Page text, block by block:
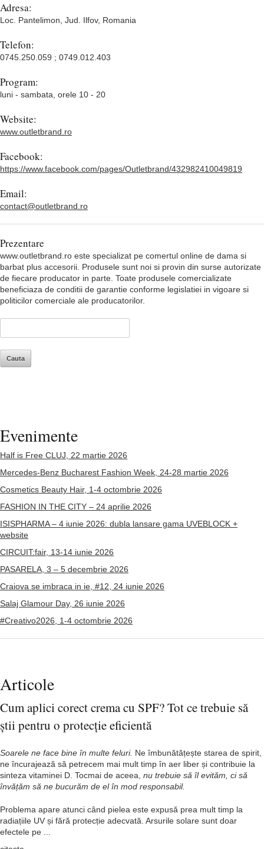
Adresa:
Loc. Pantelimon, Jud. Ilfov, Romania
Telefon:
0745.250.059 ; 0749.012.403
Program:
luni - sambata, orele 10 - 20
Website:
www.outletbrand.ro
Facebook:
https://www.facebook.com/pages/Outletbrand/432982410049819
Email:
contact@outletbrand.ro
Prezentare
www.outletbrand.ro este specializat pe comertul online de dama si
barbat plus accesorii. Produsele sunt noi si provin din surse autorizate
de fiecare producator in parte. Toate produsele comercializate
beneficiaza de conditii de garantie conforme legislatiei in vigoare si
politicilor comerciale ale producatorilor.
Evenimente
Half is Free CLUJ, 22 martie 2026
Mercedes-Benz Bucharest Fashion Week, 24-28 martie 2026
Cosmetics Beauty Hair, 1-4 octombrie 2026
FASHION IN THE CITY – 24 aprilie 2026
ISISPHARMA – 4 iunie 2026: dubla lansare gama UVEBLOCK +
website
CIRCUIT:fair, 13-14 iunie 2026
PASARELA, 3 – 5 decembrie 2026
Craiova se imbraca in ie, #12, 24 iunie 2026
Salaj Glamour Day, 26 iunie 2026
#Creativo2026, 1-4 octombrie 2026
Articole
Cum aplici corect crema cu SPF? Tot ce trebuie să
știi pentru o protecție eficientă
Soarele ne face bine în multe feluri. Ne îmbunătățește starea de spirit,
ne încurajează să petrecem mai mult timp în aer liber și contribuie la
sinteza vitaminei D. Tocmai de aceea, nu trebuie să îl evităm, ci să
învățăm să ne bucurăm de el în mod responsabil.
Problema apare atunci când pielea este expusă prea mult timp la
radiațiile UV și fără protecție adecvată. Arsurile solare sunt doar
efectele pe ...